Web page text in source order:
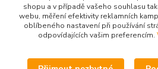
Kontakty
Věra Hédervári
shopu a v případě vašeho souhlasu
webu, měření efektivity reklamních
oblíbeného nastavení při používání
odpovídajících vašim preferencím.